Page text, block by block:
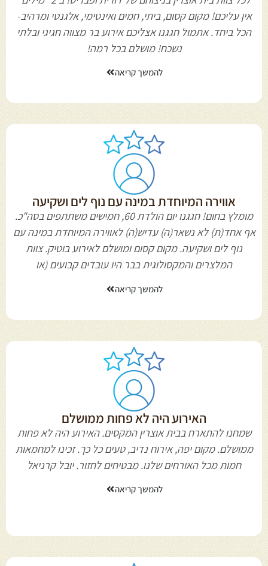
אין עליכם! מקום קסום, ביתי, חמים ואינטימי, אלגנטי ומרהיב-
הכל ביחד. אתמול חגגנו אצליכם אירוע בר מצווה חגיגי ובלתי
נשכח! מושלם בכל רמה!
להמשך קריאה
אווירה המיוחדת במינה עם נוף לים ושקיעה
מומלץ בחום! חגגנו יום הולדת 60, חמישים משתתפים בסה"כ.
אף אחד(ת) לא נשאר(ה) עדיש(ה) לאווירה המיוחדת במינה עם
נוף לים ושקיעה. מקום קסום ומושלם לאירוע בוטיק. צוות
המלצרים והמקסולוגית בבר היו עובדים קבועים (או
להמשך קריאה
האירוע היה לא פחות ממושלם
שמחנו להתארח בבית אוצרין המקסים. האירוע היה לא פחות
ממושלם. מקום יפה, אירוח נדיב, טעים כל כך. זכינו למחמאות
חמות מכל האורחים שלנו. מבטיחים לחזור. יובל קרניאל
להמשך קריאה